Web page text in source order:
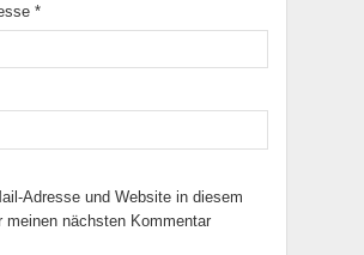
*
Adresse und Website in diesem
meinen nächsten Kommentar